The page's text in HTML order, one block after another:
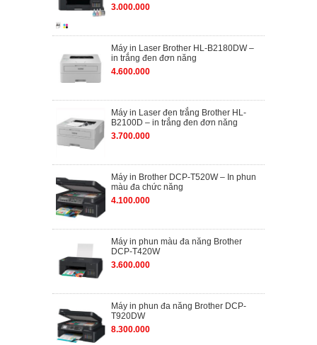
3.000.000
Máy in Laser Brother HL-B2180DW –
in trắng đen đơn năng
4.600.000
Máy in Laser đen trắng Brother HL-
B2100D – in trắng đen đơn năng
3.700.000
Máy in Brother DCP-T520W – In phun
màu đa chức năng
4.100.000
Máy in phun màu đa năng Brother
DCP-T420W
3.600.000
Máy in phun đa năng Brother DCP-
T920DW
8.300.000